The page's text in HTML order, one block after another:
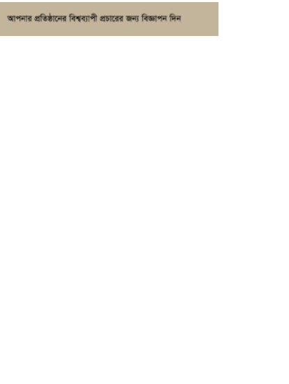
ফরিদগঞ্জে চুরির আতঙ্ক: এক সপ্তাহে
২০টির বেশি ঘটনা, নিরাপত্তাহীনতায়